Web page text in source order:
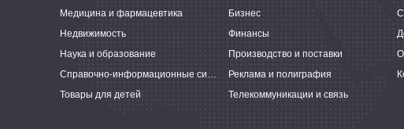
Медицина и фармацевтика Бизнес
Недвижимость Финансы
Наука и образование Производство и поставки
Справочно-информационные системы Реклама и полиграфия
Товары для детей Телекоммуникации и связь